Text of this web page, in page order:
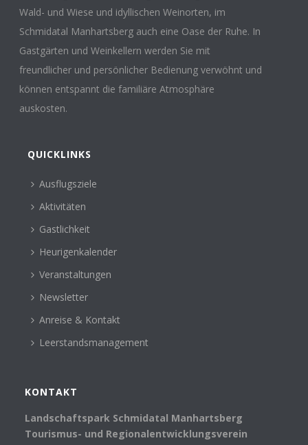
Wald- und Wiese und idyllischen Weinorten, im
Schmidatal Manhartsberg auch eine Oase der Ruhe. In
Gastgärten und Weinkellern werden Sie mit
freundlicher und persönlicher Bedienung verwöhnt und
können entspannt die familiäre Atmosphäre
auskosten.
QUICKLINKS
Ausflugsziele
Aktivitäten
Gastlichkeit
Heurigenkalender
Veranstaltungen
Newsletter
Anreise & Kontakt
Leerstandsmanagement
KONTAKT
Landschaftspark Schmidatal Manhartsberg
Tourismus- und Regionalentwicklungsverein